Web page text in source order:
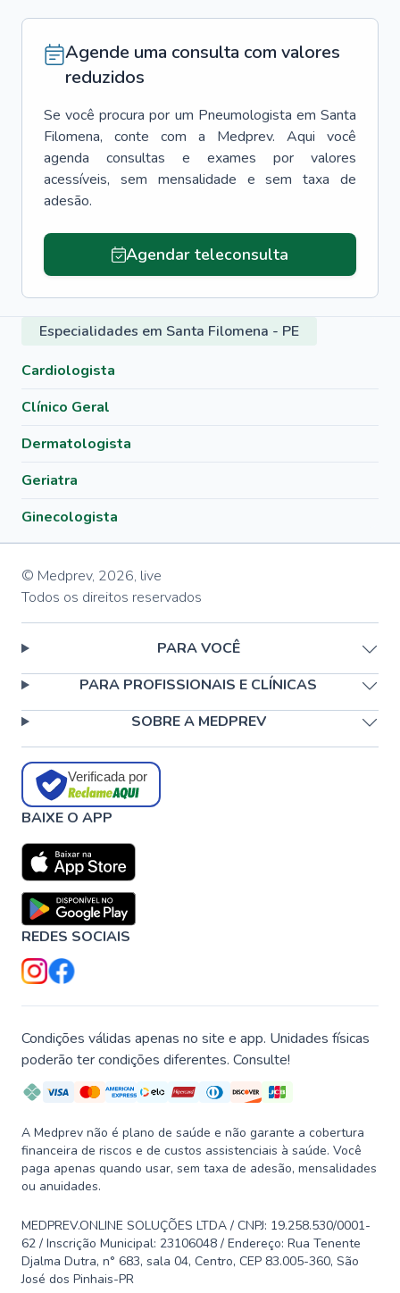
Agende uma consulta com valores
reduzidos
Se você procura por um Pneumologista em Santa
Filomena, conte com a Medprev. Aqui você
agenda consultas e exames por valores
acessíveis, sem mensalidade e sem taxa de
adesão.
Agendar teleconsulta
Especialidades em Santa Filomena - PE
Cardiologista
Clínico Geral
Dermatologista
Geriatra
Ginecologista
© Medprev, 2026, live
Todos os direitos reservados
PARA VOCÊ
PARA PROFISSIONAIS E CLÍNICAS
SOBRE A MEDPREV
Verificada por
BAIXE O APP
REDES SOCIAIS
Condições válidas apenas no site e app. Unidades físicas
poderão ter condições diferentes. Consulte!
A Medprev não é plano de saúde e não garante a cobertura
financeira de riscos e de custos assistenciais à saúde. Você
paga apenas quando usar, sem taxa de adesão, mensalidades
ou anuidades.
MEDPREV.ONLINE SOLUÇÕES LTDA / CNPJ: 19.258.530/0001-
62 / Inscrição Municipal: 23106048 / Endereço: Rua Tenente
Djalma Dutra, n° 683, sala 04, Centro, CEP 83.005-360, São
José dos Pinhais-PR